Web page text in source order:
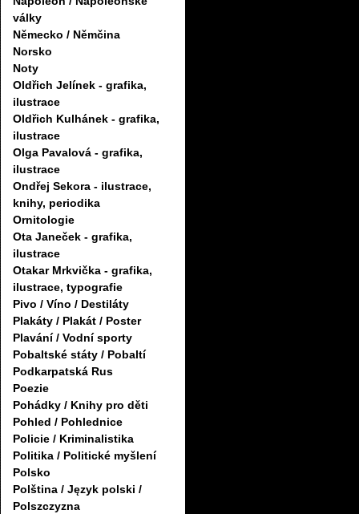
války
Německo / Němčina
Norsko
Noty
Oldřich Jelínek - grafika,
ilustrace
Oldřich Kulhánek - grafika,
ilustrace
Olga Pavalová - grafika,
ilustrace
Ondřej Sekora - ilustrace,
knihy, periodika
Ornitologie
Ota Janeček - grafika,
ilustrace
Otakar Mrkvička - grafika,
ilustrace, typografie
Pivo / Víno / Destiláty
Plakáty / Plakát / Poster
Plavání / Vodní sporty
Pobaltské státy / Pobaltí
Podkarpatská Rus
Poezie
Pohádky / Knihy pro děti
Pohled / Pohlednice
Policie / Kriminalistika
Politika / Politické myšlení
Polsko
Polština / Język polski /
Polszczyzna